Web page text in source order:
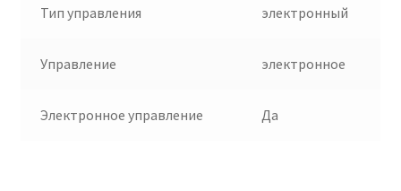
Тип управления электронный
Управление электронное
Электронное управление Да